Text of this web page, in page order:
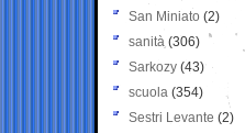
San Miniato (2)
sanità (306)
Sarkozy (43)
scuola (354)
Sestri Levante (2)